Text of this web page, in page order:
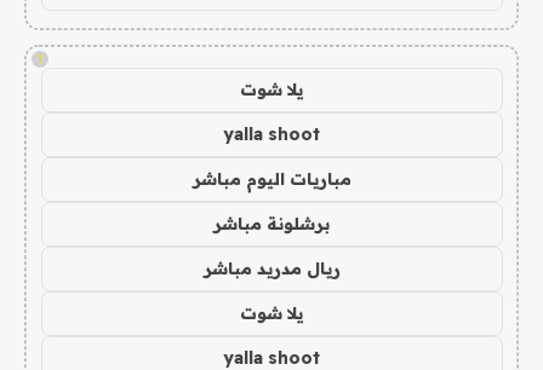
!
يلا شوت
yalla shoot
مباريات اليوم مباشر
برشلونة مباشر
ريال مدريد مباشر
يلا شوت
yalla shoot